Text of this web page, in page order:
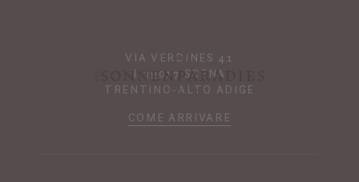
VIA VERDINES 41
I-39017 SCENA
TRENTINO-ALTO ADIGE
COME ARRIVARE